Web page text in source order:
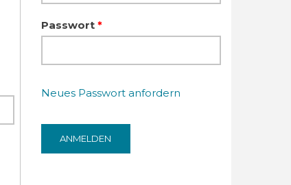
Passwort *
Neues Passwort anfordern